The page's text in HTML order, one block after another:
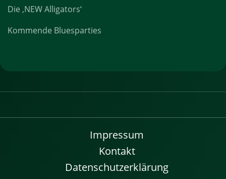
Die ‚NEW Alligators‘
Kommende Bluesparties
Impressum
Kontakt
Datenschutzerklärung